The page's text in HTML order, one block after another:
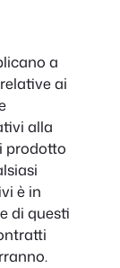
a
ai
alla
prodotto
è in
di questi